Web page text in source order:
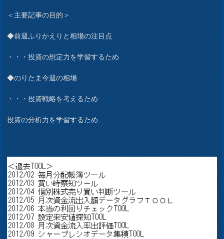
＜主要記事の目的＞
◆前週ふりかえりと相場の注目点
・・・投資の想定力を学習するため
◆のりたま今週の相場
・・・投資戦略を考えるため
投資の分析力を学習するため